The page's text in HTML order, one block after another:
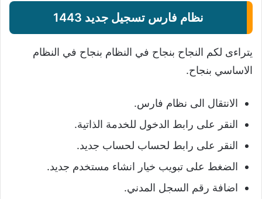
نظام فارس تسجيل جديد 1443
يتراءى لكم النجاح بنجاح في النظام بنجاح في النظام
الاساسي بنجاح.
الانتقال الى نظام فارس.
النقر على رابط الدخول للخدمة الذاتية.
النقر على رابط لحساب لحساب جديد.
الضغط على تبويب خيار انشاء مستخدم جديد.
اضافة رقم السجل المدني.